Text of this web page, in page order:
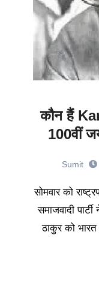
कौन हैं
100वीं
Sumit
सोमवार को राष्ट्रपति भवन द्वारा घोषणा की गई की प्रमुख
समाजवादी
ठाकुर को भारत